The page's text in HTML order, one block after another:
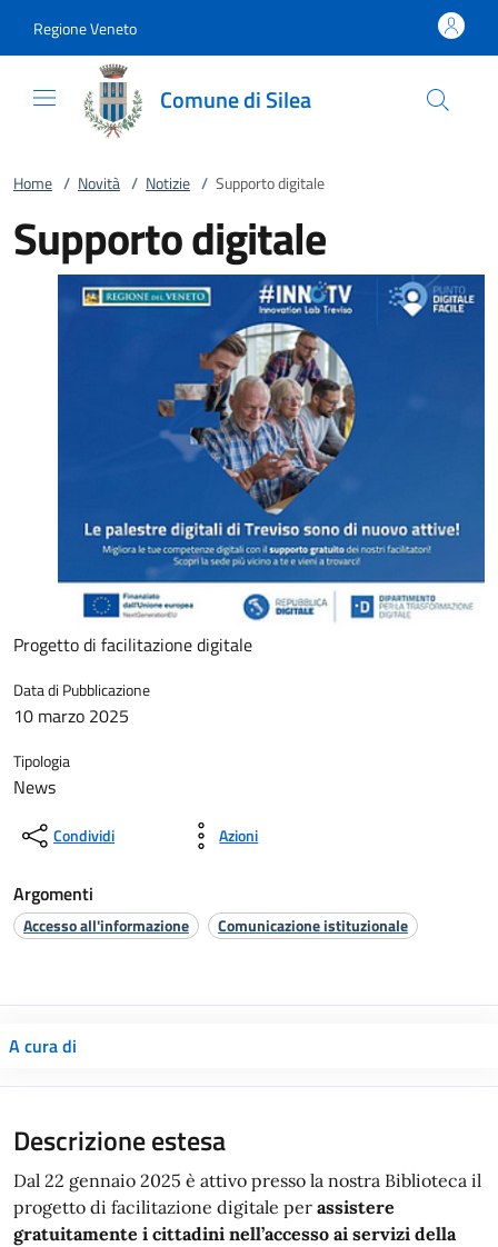
Regione Veneto
Comune di Silea
Home / Novità / Notizie / Supporto digitale
Supporto digitale
Progetto di facilitazione digitale
Data di Pubblicazione
10 marzo 2025
Tipologia
News
Condividi Azioni
Argomenti
Accesso all'informazione Comunicazione istituzionale
A cura di
Descrizione estesa
Dal 22 gennaio 2025 è attivo presso la nostra Biblioteca il
progetto di facilitazione digitale per assistere
gratuitamente i cittadini nell’accesso ai servizi della